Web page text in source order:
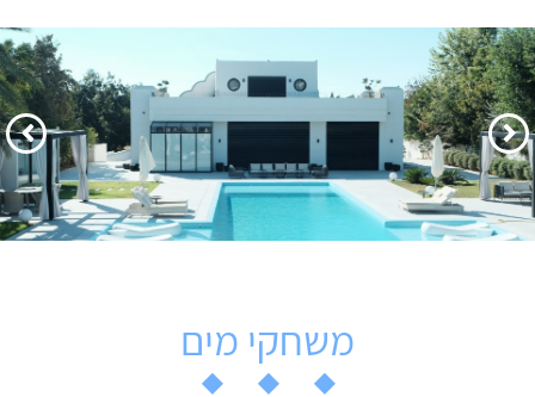
הבא הקודם
משחקי מים